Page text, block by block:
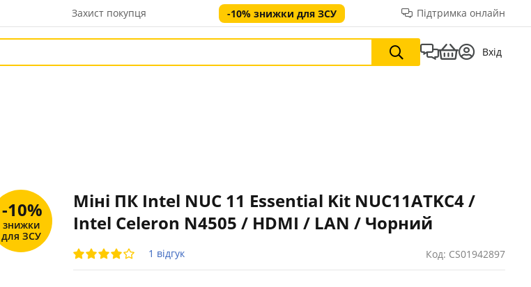
Захист покупця -10% знижки для ЗСУ Підтримка онлайн
Вхід
Міні ПК Intel NUC 11 Essential Kit NUC11ATKC4 /
Intel Celeron N4505 / HDMI / LAN / Чорний
1 відгук Код: CS01942897
-10%
знижки
для ЗСУ